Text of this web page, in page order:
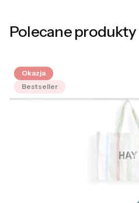
Polecane produkty
Okazja
Bestseller